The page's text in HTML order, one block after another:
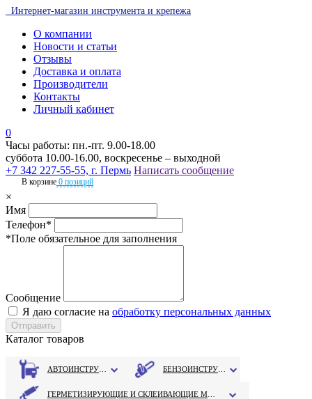
Интернет-магазин инструмента и крепежа
О компании
Новости и статьи
Отзывы
Доставка и оплата
Производители
Контакты
Личный кабинет
0
Часы работы: пн.-пт. 9.00-18.00
суббота 10.00-16.00, воскресенье – выходной
+7 342 227-55-55, г. Пермь Написать сообщение
В корзине 0 позиций
×
Имя
Телефон*
*Поле обязательное для заполнения
Сообщение
Я даю согласие на обработку персональных данных
Каталог товаров